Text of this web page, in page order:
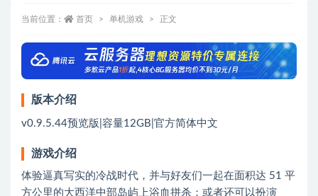
当前位置： 首页 单机游戏 正文
版本介绍
v0.9.5.44预览版|容量12GB|官方简体中文
游戏介绍
体验逼真写实的冷战时代，并与好友们一起在面积达 51 平
方公里的大西洋中部岛屿上浴血拼杀；或者还可以扮演